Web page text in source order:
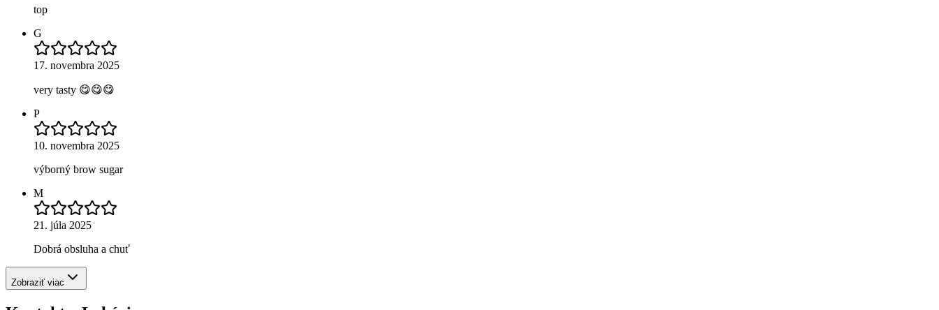
top
G
17. novembra 2025
very tasty 😋😋😋
P
10. novembra 2025
výborný brow sugar
M
21. júla 2025
Dobrá obsluha a chuť
Zobraziť viac